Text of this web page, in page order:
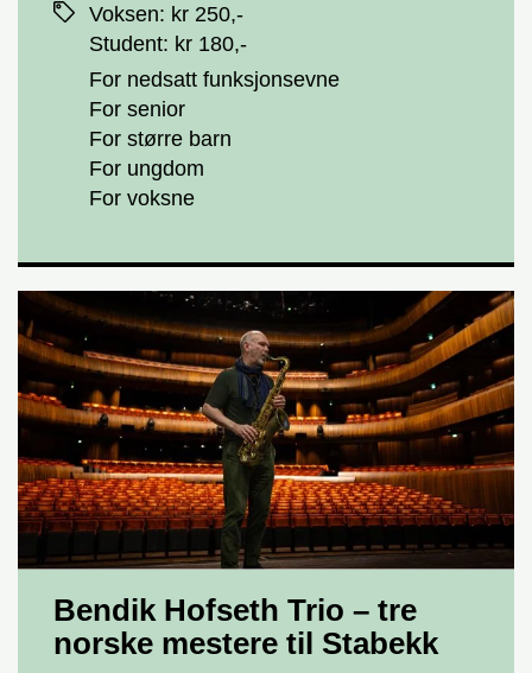
Voksen: kr 250,-
Student: kr 180,-
For nedsatt funksjonsevne
For senior
For større barn
For ungdom
For voksne
Bendik Hofseth Trio – tre
norske mestere til Stabekk